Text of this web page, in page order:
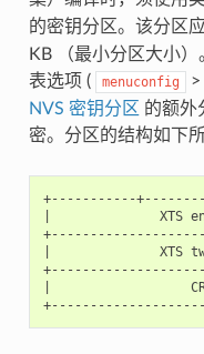
的密钥分区。该分区
KB （最小分区大小）
表选项 (
menuconfig >
NVS 密钥分区 的额外
密。分区的结构如下所
+-----------
|              XTS
|              XTS
|